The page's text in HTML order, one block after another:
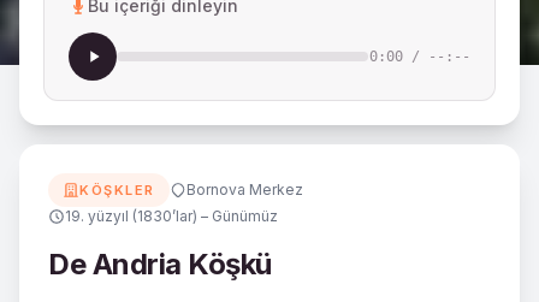
Bu içeriği dinleyin
0:00 / --:--
KÖŞKLER
Bornova Merkez
19. yüzyıl (1830’lar) – Günümüz
De Andria Köşkü